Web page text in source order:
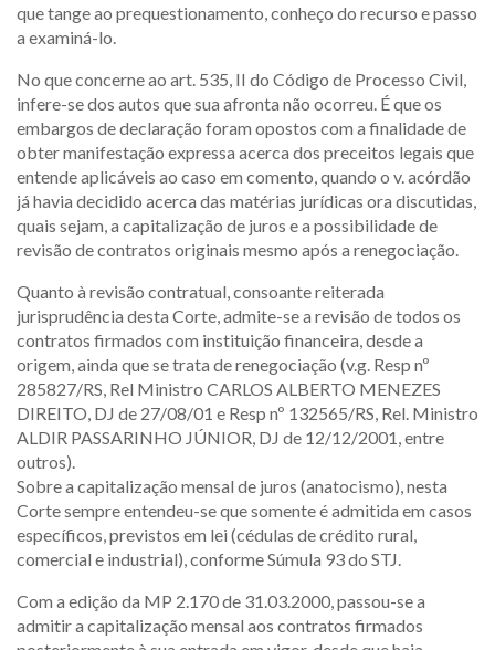
que tange ao prequestionamento, conheço do recurso e passo
a examiná-lo.
No que concerne ao art. 535, II do Código de Processo Civil,
infere-se dos autos que sua afronta não ocorreu. É que os
embargos de declaração foram opostos com a finalidade de
obter manifestação expressa acerca dos preceitos legais que
entende aplicáveis ao caso em comento, quando o v. acórdão
já havia decidido acerca das matérias jurídicas ora discutidas,
quais sejam, a capitalização de juros e a possibilidade de
revisão de contratos originais mesmo após a renegociação.
Quanto à revisão contratual, consoante reiterada
jurisprudência desta Corte, admite-se a revisão de todos os
contratos firmados com instituição financeira, desde a
origem, ainda que se trata de renegociação (v.g. Resp nº
285827/RS, Rel Ministro CARLOS ALBERTO MENEZES
DIREITO, DJ de 27/08/01 e Resp nº 132565/RS, Rel. Ministro
ALDIR PASSARINHO JÚNIOR, DJ de 12/12/2001, entre
outros).
Sobre a capitalização mensal de juros (anatocismo), nesta
Corte sempre entendeu-se que somente é admitida em casos
específicos, previstos em lei (cédulas de crédito rural,
comercial e industrial), conforme Súmula 93 do STJ.
Com a edição da MP 2.170 de 31.03.2000, passou-se a
admitir a capitalização mensal aos contratos firmados